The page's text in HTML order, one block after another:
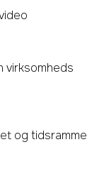
virksomheds
og tidsramme